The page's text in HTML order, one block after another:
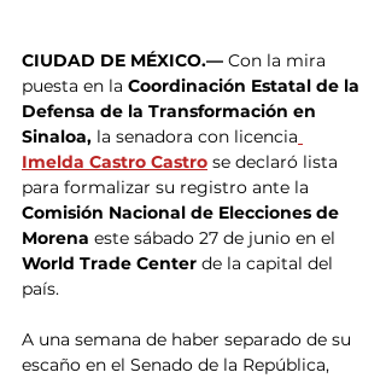
​CIUDAD DE MÉXICO.— Con la mira
puesta en la Coordinación Estatal de la
Defensa de la Transformación en
Sinaloa, la senadora con licencia
Imelda Castro Castro se declaró lista
para formalizar su registro ante la
Comisión Nacional de Elecciones de
Morena este sábado 27 de junio en el
World Trade Center de la capital del
país.
​A una semana de haber separado de su
escaño en el Senado de la República,